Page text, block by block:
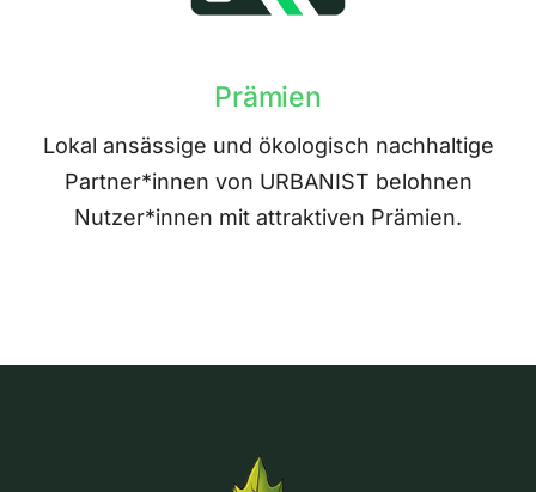
Prämien
Lokal ansässige und ökologisch nachhaltige
Partner*innen von URBANIST belohnen
Nutzer*innen mit attraktiven Prämien.